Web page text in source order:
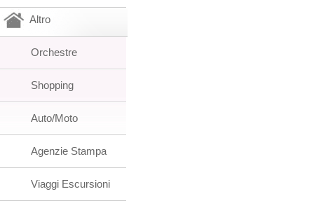
Altro
Orchestre
Shopping
Auto/Moto
Agenzie Stampa
Viaggi Escursioni